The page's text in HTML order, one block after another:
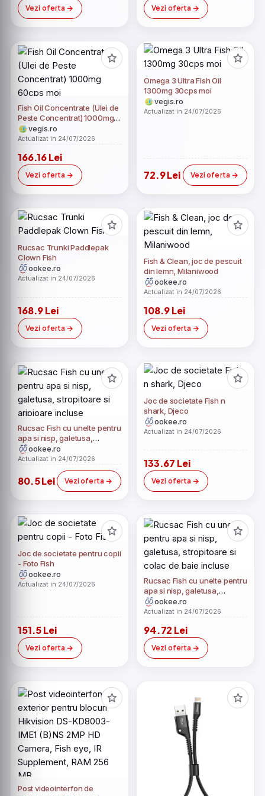
Vezi oferta Vezi oferta
Fish Oil Concentrate (Ulei de
Peste Concentrat) 1000mg
60cps moi
vegis.ro
Actualizat in 24/07/2026
166.16 Lei
Vezi oferta
Omega 3 Ultra Fish Oil
1300mg 30cps moi
vegis.ro
Actualizat in 24/07/2026
72.9 Lei Vezi oferta
Rucsac Trunki Paddlepak
Clown Fish
ookee.ro
Actualizat in 24/07/2026
168.9 Lei
Vezi oferta
Fish & Clean, joc de pescuit
din lemn, Milaniwood
ookee.ro
Actualizat in 24/07/2026
108.9 Lei
Vezi oferta
Rucsac Fish cu unelte pentru
apa si nisp, galetusa,
stropitoare si aripioare
incluse
ookee.ro
Actualizat in 24/07/2026
80.5 Lei Vezi oferta
Joc de societate Fish n
shark, Djeco
ookee.ro
Actualizat in 24/07/2026
133.67 Lei
Vezi oferta
Joc de societate pentru copii
- Foto Fish
ookee.ro
Actualizat in 24/07/2026
151.5 Lei
Vezi oferta
Rucsac Fish cu unelte pentru
apa si nisp, galetusa,
stropitoare si colac de baie
incluse
ookee.ro
Actualizat in 24/07/2026
94.72 Lei
Vezi oferta
Post videointerfon de